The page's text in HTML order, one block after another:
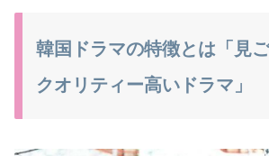
韓国ドラマの特徴とは「見
クオリティー高いドラマ」